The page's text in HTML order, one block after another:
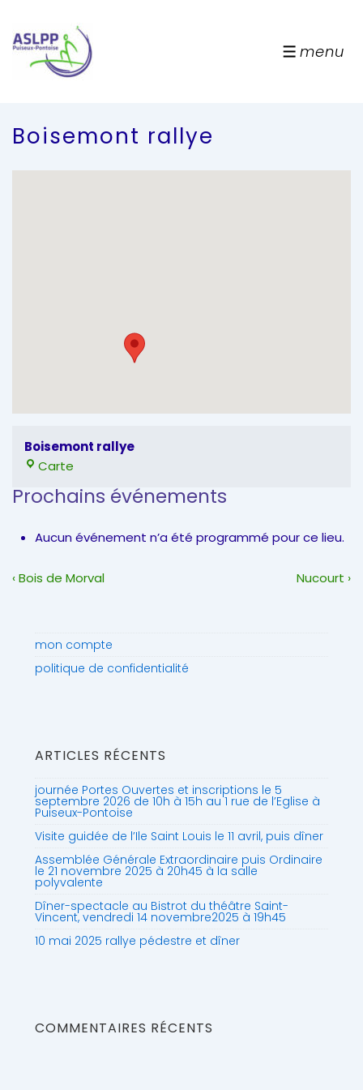
au
contenu
menu
menu
Boisemont rallye
Boisemont rallye
Carte
Prochains événements
Aucun événement n’a été programmé pour ce lieu.
Navigation
Previous
‹ Bois de Morval
Next
Nucourt ›
mon compte
politique de confidentialité
ARTICLES RÉCENTS
journée Portes Ouvertes et inscriptions le 5
septembre 2026 de 10h à 15h au 1 rue de l’Eglise à
Puiseux-Pontoise
Visite guidée de l’Ile Saint Louis le 11 avril, puis dîner
Assemblée Générale Extraordinaire puis Ordinaire
le 21 novembre 2025 à 20h45 à la salle
polyvalente
Dîner-spectacle au Bistrot du théâtre Saint-
Vincent, vendredi 14 novembre2025 à 19h45
10 mai 2025 rallye pédestre et dîner
COMMENTAIRES RÉCENTS